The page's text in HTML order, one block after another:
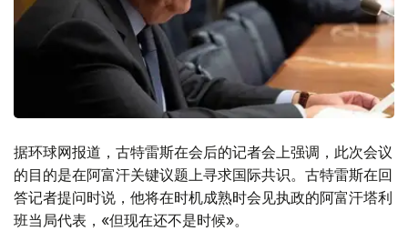
据环球网报道，古特雷斯在会后的记者会上强调，此次会议
的目的是在阿富汗关键议题上寻求国际共识。古特雷斯在回
答记者提问时说，他将在时机成熟时会见执政的阿富汗塔利
班当局代表，«但现在还不是时候»。